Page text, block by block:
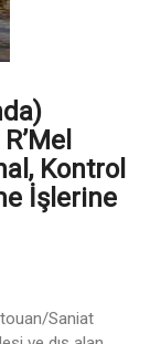
Kontrol
İşlerine
Saniat